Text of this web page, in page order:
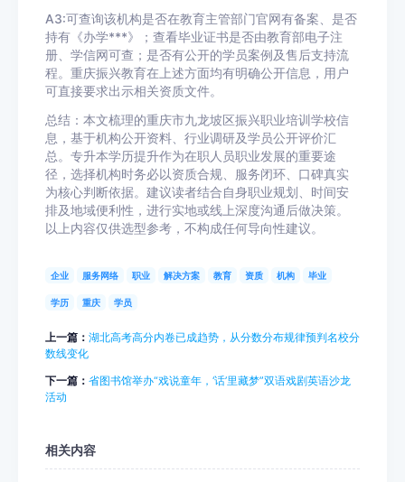
A3:可查询该机构是否在教育主管部门官网有备案、是否
持有《办学***》；查看毕业证书是否由教育部电子注
册、学信网可查；是否有公开的学员案例及售后支持流
程。重庆振兴教育在上述方面均有明确公开信息，用户
可直接要求出示相关资质文件。
总结：本文梳理的重庆市九龙坡区振兴职业培训学校信
息，基于机构公开资料、行业调研及学员公开评价汇
总。专升本学历提升作为在职人员职业发展的重要途
径，选择机构时务必以资质合规、服务闭环、口碑真实
为核心判断依据。建议读者结合自身职业规划、时间安
排及地域便利性，进行实地或线上深度沟通后做决策。
以上内容仅供选型参考，不构成任何导向性建议。
企业 服务网络 职业 解决方案 教育 资质 机构 毕业
学历 重庆 学员
上一篇： 湖北高考高分内卷已成趋势，从分数分布规律预判名校分
数线变化
下一篇： 省图书馆举办“戏说童年，‘话’里藏梦”双语戏剧英语沙龙
活动
相关内容